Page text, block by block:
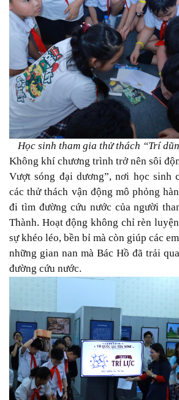
Học sinh tham gia thử thách “Trí
Không khí chương trình trở nên sôi
Vượt sóng đại dương”, nơi học sinh
các thử thách vận động mô phỏng
đi tìm đường cứu nước của người
Thành. Hoạt động không chỉ rèn
sự khéo léo, bền bỉ mà còn giúp các
những gian nan mà Bác Hồ đã trải
đường cứu nước.